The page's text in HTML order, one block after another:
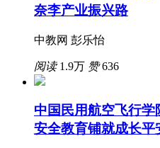
奈李产业振兴路
中教网 彭乐怡
阅读1.9万 赞636
中国民用航空飞行学
安全教育铺就成长平